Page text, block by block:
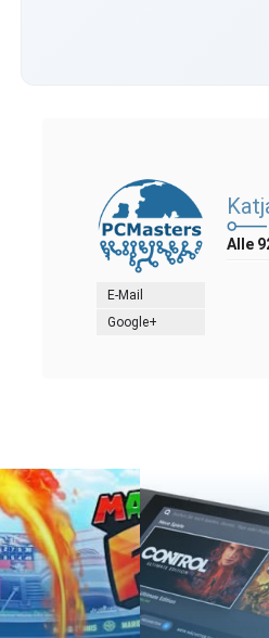
E-Mail
Google+
Alle